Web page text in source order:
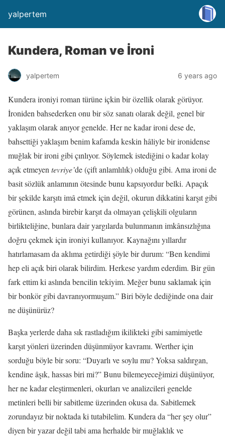
yalpertem
Kundera, Roman ve İroni
yalpertem 6 years ago
Kundera ironiyi roman türüne içkin bir özellik olarak görüyor.
İroniden bahsederken onu bir söz sanatı olarak değil, genel bir
yaklaşım olarak anıyor genelde. Her ne kadar ironi dese de,
bahsettiği yaklaşım benim kafamda keskin hâliyle bir ironidense
muğlak bir ironi gibi çınlıyor. Söylemek istediğini o kadar kolay
açık etmeyen tevriye’de (çift anlamlılık) olduğu gibi. Ama ironi de
basit sözlük anlamının ötesinde bunu kapsıyordur belki. Apaçık
bir şekilde karşıtı imâ etmek için değil, okurun dikkatini karşıt gibi
görünen, aslında birebir karşıt da olmayan çelişkili olguların
birlikteliğine, bunlara dair yargılarda bulunmanın imkânsızlığına
doğru çekmek için ironiyi kullanıyor. Kaynağını yıllardır
hatırlamasam da aklıma getirdiği şöyle bir durum: “Ben kendimi
hep eli açık biri olarak bilirdim. Herkese yardım ederdim. Bir gün
fark ettim ki aslında bencilin tekiyim. Meğer bunu saklamak için
bir bonkör gibi davranıyormuşum.” Biri böyle dediğinde ona dair
ne düşünürüz?
Başka yerlerde daha sık rastladığım ikilikteki gibi samimiyetle
karşıt yönleri üzerinden düşünmüyor kavramı. Werther için
sorduğu böyle bir soru: “Duyarlı ve soylu mu? Yoksa saldırgan,
kendine âşık, hassas biri mi?” Bunu bilemeyeceğimizi düşünüyor,
her ne kadar eleştirmenleri, okurları ve analizcileri genelde
metinleri belli bir sabitleme üzerinden okusa da. Sabitlemek
zorundayız bir noktada ki tutabilelim. Kundera da “her şey olur”
diyen bir yazar değil tabi ama herhalde bir muğlaklık ve